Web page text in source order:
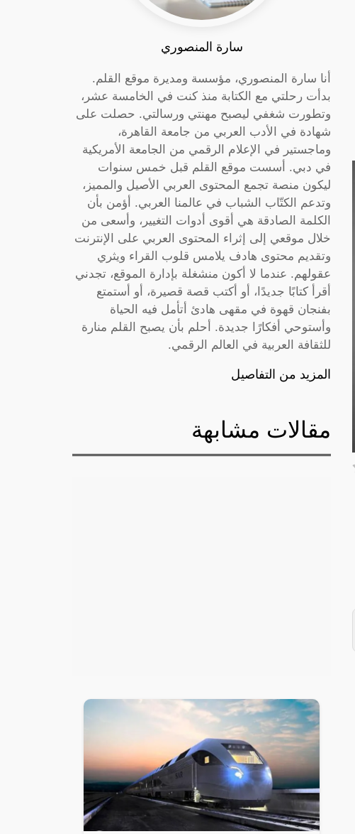
سارة المنصوري
أنا سارة المنصوري، مؤسسة ومديرة موقع القلم.
بدأت رحلتي مع الكتابة منذ كنت في الخامسة عشر،
وتطورت شغفي ليصبح مهنتي ورسالتي. حصلت على
شهادة في الأدب العربي من جامعة القاهرة،
وماجستير في الإعلام الرقمي من الجامعة الأمريكية
في دبي. أسست موقع القلم قبل خمس سنوات
ليكون منصة تجمع المحتوى العربي الأصيل والمميز،
وتدعم الكتّاب الشباب في عالمنا العربي. أؤمن بأن
الكلمة الصادقة هي أقوى أدوات التغيير، وأسعى من
خلال موقعي إلى إثراء المحتوى العربي على الإنترنت
وتقديم محتوى هادف يلامس قلوب القراء ويثري
عقولهم. عندما لا أكون منشغلة بإدارة الموقع، تجدني
أقرأ كتابًا جديدًا، أو أكتب قصة قصيرة، أو أستمتع
بفنجان قهوة في مقهى هادئ أتأمل فيه الحياة
وأستوحي أفكارًا جديدة. أحلم بأن يصبح القلم منارة
للثقافة العربية في العالم الرقمي.
المزيد من التفاصيل
مقالات مشابهة